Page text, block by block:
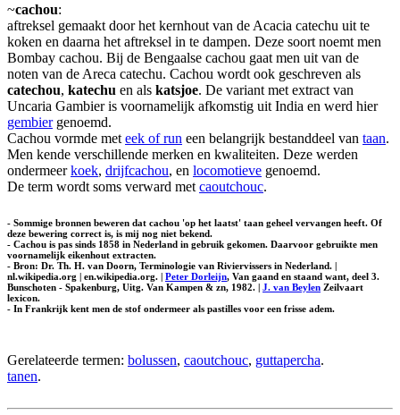
~cachou:
aftreksel gemaakt door het kernhout van de Acacia catechu uit te
koken en daarna het aftreksel in te dampen. Deze soort noemt men
Bombay cachou. Bij de Bengaalse cachou gaat men uit van de
noten van de Areca catechu. Cachou wordt ook geschreven als
catechou, katechu en als katsjoe. De variant met extract van
Uncaria Gambier is voornamelijk afkomstig uit India en werd hier
gembiergenoemd.
Cachou vormde met eek of run een belangrijk bestanddeel van taan.
Men kende verschillende merken en kwaliteiten. Deze werden
ondermeerkoek, drijfcachou, en locomotieve genoemd.
De term wordt soms verward met caoutchouc.
- Sommige bronnen beweren dat cachou 'op het laatst' taan geheel vervangen heeft. Of
deze bewering correct is, is mij nog niet bekend.
- Cachou is pas sinds 1858 in Nederland in gebruik gekomen. Daarvoor gebruikte men
voornamelijk eikenhout extracten.
- Bron: Dr. Th. H. van Doorn, Terminologie van Riviervissers in Nederland. |
nl.wikipedia.org | en.wikipedia.org. | Peter Dorleijn, Van gaand en staand want, deel 3.
Bunschoten - Spakenburg, Uitg. Van Kampen & zn, 1982. | J. van Beylen Zeilvaart
lexicon.
- In Frankrijk kent men de stof ondermeer als pastilles voor een frisse adem.
Gerelateerde termen: bolussen, caoutchouc, guttapercha.
tanen.